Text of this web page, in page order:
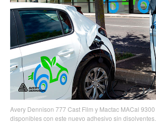
Avery Dennison 777 Cast Film y Mactac MACal
disponibles con este nuevo adhesivo sin disolventes.